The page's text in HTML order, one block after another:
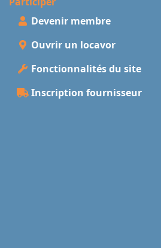
Devenir membre
Ouvrir un locavor
Fonctionnalités du site
Inscription fournisseur